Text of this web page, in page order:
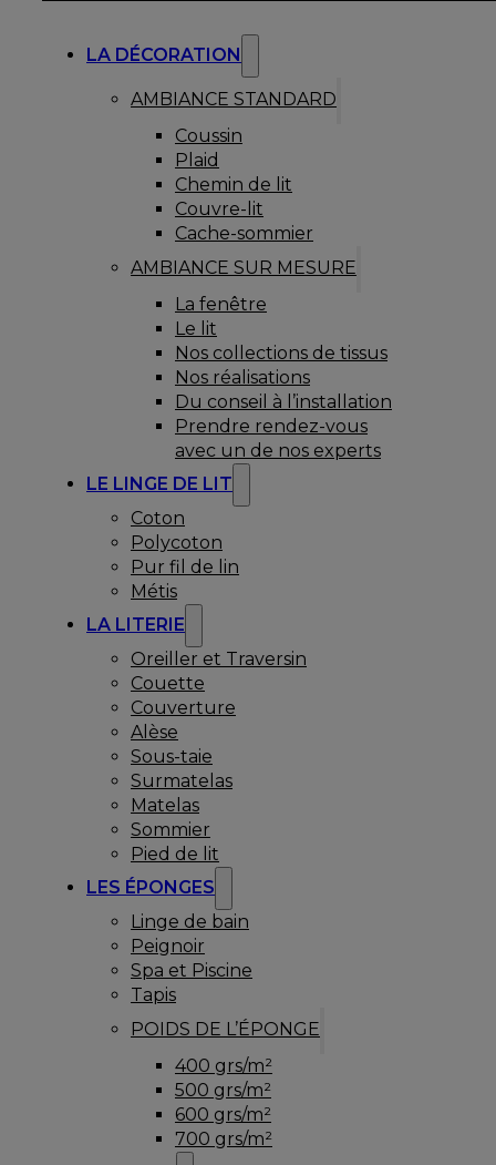
LA DÉCORATION
AMBIANCE STANDARD
Coussin
Plaid
Chemin de lit
Couvre-lit
Cache-sommier
AMBIANCE SUR MESURE
La fenêtre
Le lit
Nos collections de tissus
Nos réalisations
Du conseil à l’installation
Prendre rendez-vous
avec un de nos experts
LE LINGE DE LIT
Coton
Polycoton
Pur fil de lin
Métis
LA LITERIE
Oreiller et Traversin
Couette
Couverture
Alèse
Sous-taie
Surmatelas
Matelas
Sommier
Pied de lit
LES ÉPONGES
Linge de bain
Peignoir
Spa et Piscine
Tapis
POIDS DE L’ÉPONGE
400 grs/m²
500 grs/m²
600 grs/m²
700 grs/m²